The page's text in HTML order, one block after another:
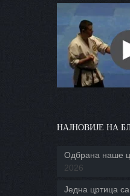
НАЈНОВИЈЕ НА
Одбрана наше
2026
Једна цртица